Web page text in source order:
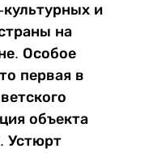
и
на
Особое
первая в
объекта
Устюрт